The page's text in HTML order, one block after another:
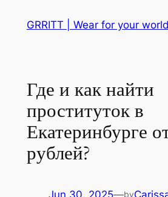
GRRITT | Wear for your world
Где и как найти
проституток в
Екатеринбурге
рублей?
by